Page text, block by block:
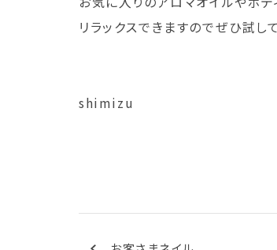
リラックスできますのでぜひ試
shimizu